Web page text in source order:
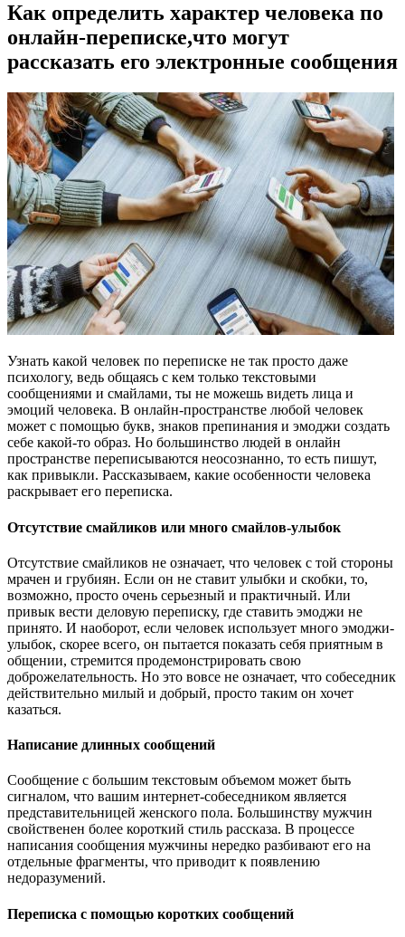
Как определить характер человека по
онлайн-переписке,что могут
рассказать его электронные сообщения
Узнать какой человек по переписке не так просто даже
психологу, ведь общаясь с кем только текстовыми
сообщениями и смайлами, ты не можешь видеть лица и
эмоций человека. В онлайн-пространстве любой человек
может с помощью букв, знаков препинания и эмоджи создать
себе какой-то образ. Но большинство людей в онлайн
пространстве переписываются неосознанно, то есть пишут,
как привыкли. Рассказываем, какие особенности человека
раскрывает его переписка.
Отсутствие смайликов или много смайлов-улыбок
Отсутствие смайликов не означает, что человек с той стороны
мрачен и грубиян. Если он не ставит улыбки и скобки, то,
возможно, просто очень серьезный и практичный. Или
привык вести деловую переписку, где ставить эмоджи не
принято. И наоборот, если человек использует много эмоджи-
улыбок, скорее всего, он пытается показать себя приятным в
общении, стремится продемонстрировать свою
доброжелательность. Но это вовсе не означает, что собеседник
действительно милый и добрый, просто таким он хочет
казаться.
Написание длинных сообщений
Сообщение с большим текстовым объемом может быть
сигналом, что вашим интернет-собеседником является
представительницей женского пола. Большинству мужчин
свойственен более короткий стиль рассказа. В процессе
написания сообщения мужчины нередко разбивают его на
отдельные фрагменты, что приводит к появлению
недоразумений.
Переписка с помощью коротких сообщений